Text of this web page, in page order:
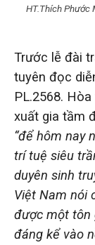
HT.Thích Phước
Trước lễ đài
tuyên đọc
PL.2568.
xuất gia tầm
“để hôm nay
trí tuệ siêu
duyên sinh
Việt Nam nói
được một tôn
đáng kể vào